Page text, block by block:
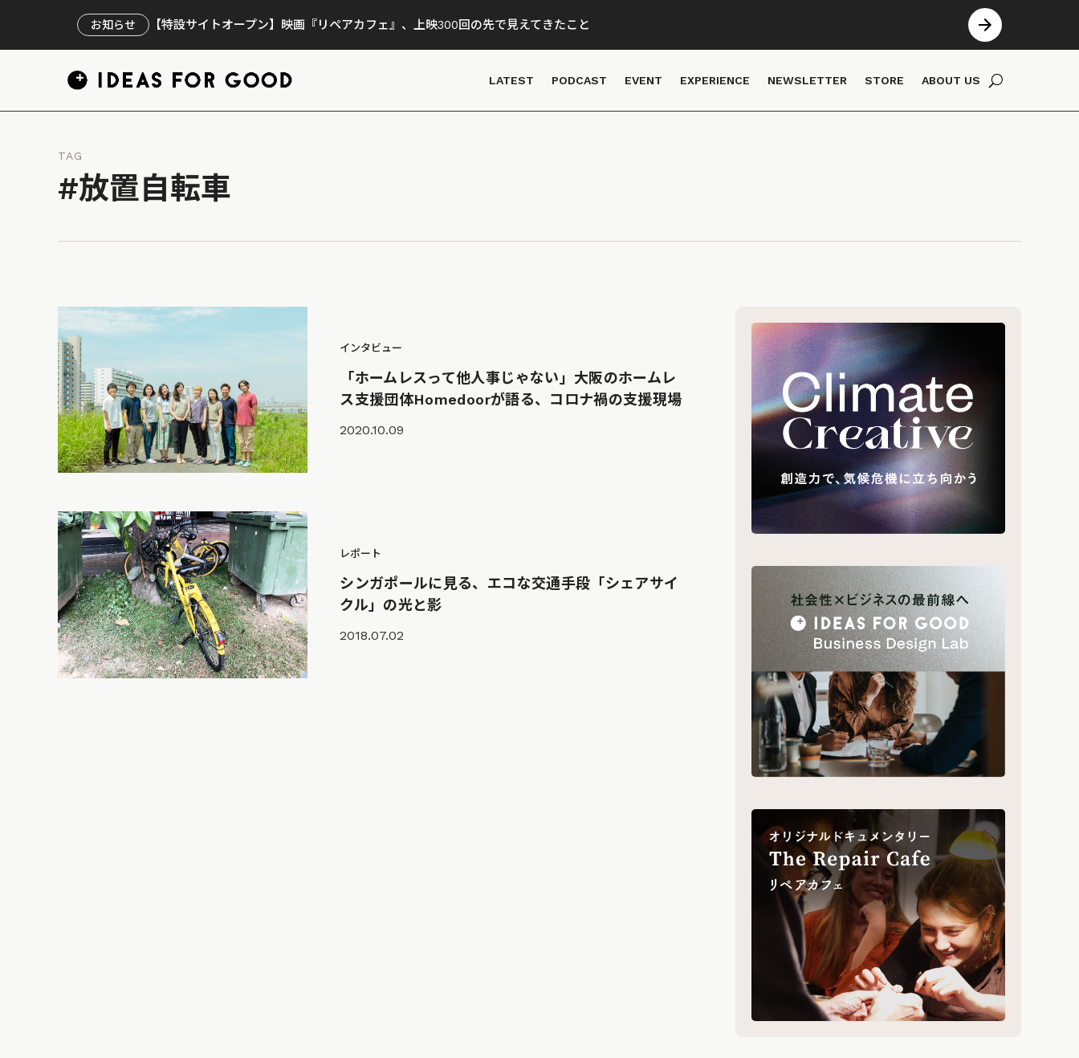
お知らせ 【特設サイトオープン】映画『リペアカフェ』、上映300回の先で見えてきたこと
LATEST PODCAST EVENT EXPERIENCE NEWSLETTER STORE ABOUT US
TAG
#放置自転車
インタビュー
「ホームレスって他人事じゃない」大阪のホームレ
ス支援団体Homedoorが語る、コロナ禍の支援現場
2020.10.09
レポート
シンガポールに見る、エコな交通手段「シェアサイ
クル」の光と影
2018.07.02